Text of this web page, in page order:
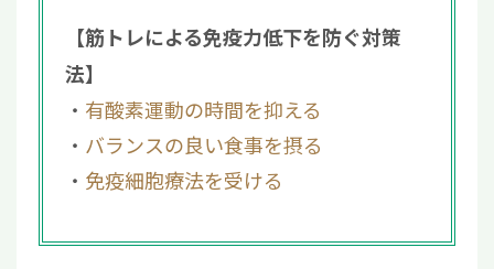
【筋トレによる免疫力低下を防ぐ対策
法】
有酸素運動の時間を抑える
バランスの良い食事を摂る
免疫細胞療法を受ける